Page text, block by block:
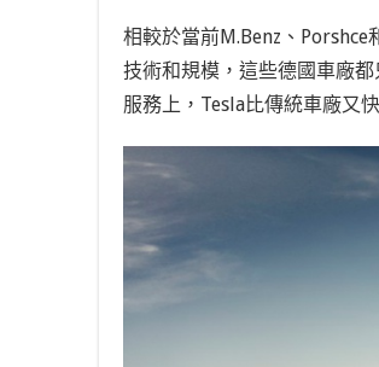
相較於當前M.Benz、
技術和規模，這些德國車廠
服務上，Tesla比傳統車廠又